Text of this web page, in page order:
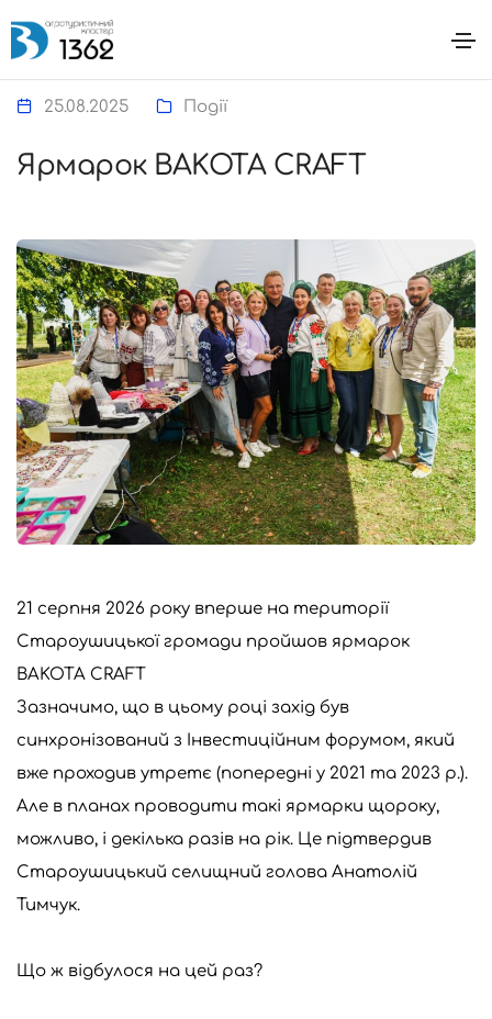
25.08.2025 Події
Ярмарок BAKOTA CRAFT
21 серпня 2026 року вперше на території
Староушицької громади пройшов ярмарок
BAKOTA CRAFT
Зазначимо, що в цьому році захід був
синхронізований з Інвестиційним форумом, який
вже проходив утретє (попередні у 2021 та 2023 р.).
Але в планах проводити такі ярмарки щороку,
можливо, і декілька разів на рік. Це підтвердив
Староушицький селищний голова Анатолій
Тимчук.
Що ж відбулося на цей раз?